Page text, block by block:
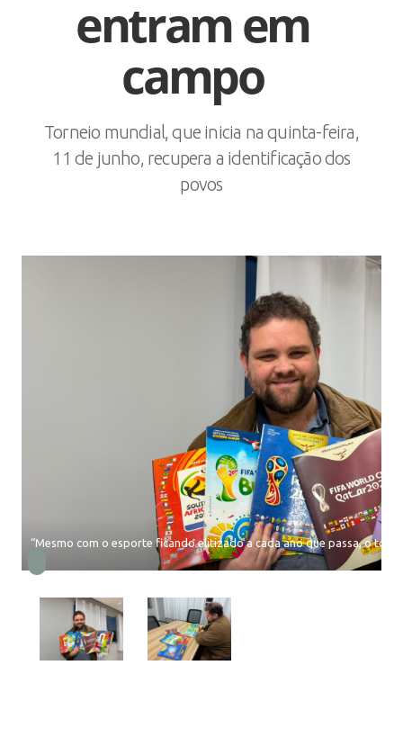
entram em
campo
Torneio mundial, que inicia na quinta-feira,
11 de junho, recupera a identificação dos
povos
“Mesmo com o esporte ficando elitizado a cada ano que passa, o